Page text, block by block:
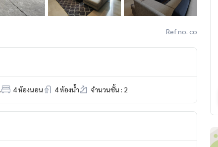
Ref no. co
4 ห้องนอน 4 ห้องน้ำ จำนวนชั้น : 2